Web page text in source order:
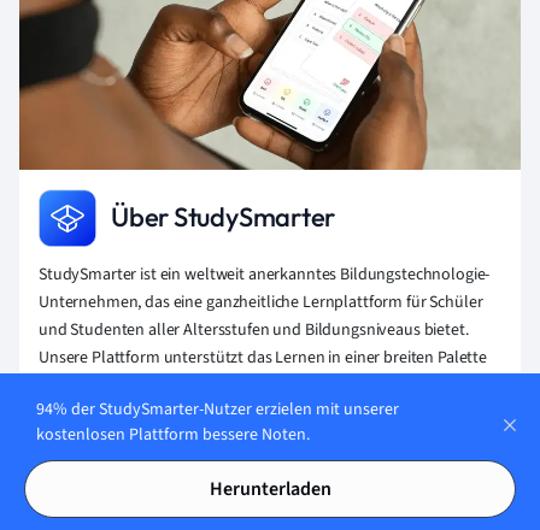
Über StudySmarter
StudySmarter ist ein weltweit anerkanntes Bildungstechnologie-
Unternehmen, das eine ganzheitliche Lernplattform für Schüler
und Studenten aller Altersstufen und Bildungsniveaus bietet.
Unsere Plattform unterstützt das Lernen in einer breiten Palette
Sprachen, und hilft den Schülern auch, weltweit verschiedene
Tests und Prüfungen wie GCSE, A Level, SAT, ACT, Abitur und mehr
erfolgreich zu meistern. Wir bieten eine umfangreiche Bibliothek
von Lernmaterialien, einschließlich interaktiver Karteikarten,
umfassender Lehrbuchlösungen und detaillierter Erklärungen.
94% der StudySmarter-Nutzer erzielen mit unserer
kostenlosen Plattform bessere Noten.
Herunterladen